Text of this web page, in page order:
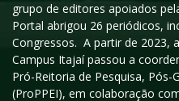
grupo de editores apoiados
Portal abrigou 26 periódicos,
Congressos. A partir de 2023,
Campus Itajaí passou a
Pró-Reitoria de Pesquisa,
(ProPPEI), em colaboração